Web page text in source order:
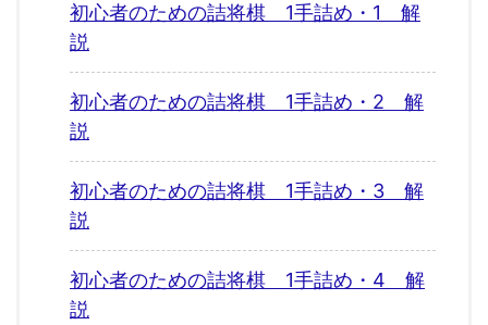
初心者のための詰将棋 1手詰め・1 解
説
初心者のための詰将棋 1手詰め・2 解
説
初心者のための詰将棋 1手詰め・3 解
説
初心者のための詰将棋 1手詰め・4 解
説